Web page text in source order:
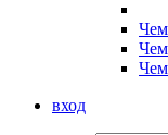
вход